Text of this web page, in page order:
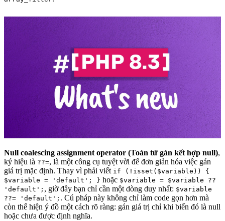
Null coalescing assignment operator (Toán tử gán kết hợp null),
ký hiệu là ??=, là một công cụ tuyệt vời để đơn giản hóa việc gán
giá trị mặc định. Thay vì phải viết if (!isset($variable)) {
$variable = 'default'; } hoặc $variable = $variable ??
'default'; , giờ đây bạn chỉ cần một dòng duy nhất: $variable
??= 'default'; . Cú pháp này không chỉ làm code gọn hơn mà
còn thể hiện ý đồ một cách rõ ràng: gán giá trị chỉ khi biến đó là null
hoặc chưa được định nghĩa.